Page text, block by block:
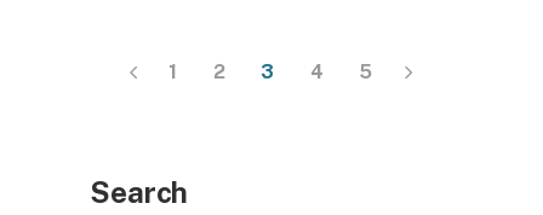
1 2 3 4 5
Search